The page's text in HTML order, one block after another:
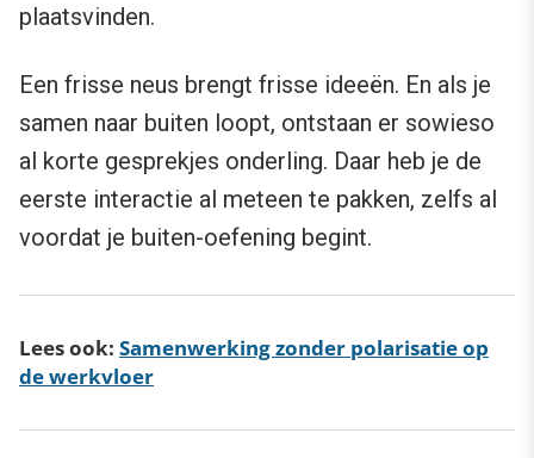
plaatsvinden.
Een frisse neus brengt frisse ideeën. En als je
samen naar buiten loopt, ontstaan er sowieso
al korte gesprekjes onderling. Daar heb je de
eerste interactie al meteen te pakken, zelfs al
voordat je buiten-oefening begint.
Lees ook: Samenwerking zonder polarisatie op
de werkvloer